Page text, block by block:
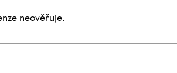
neověřuje.